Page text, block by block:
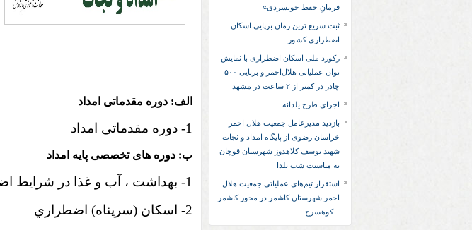
فرمانِ حفظ خونسردی»
ثبت سریع‌ ترین زمان برپایی اسکان
اضطراری کشور
رکورد ملی اسکان اضطراری با نمایش
توان عملیاتی هلال‌احمر و برپایی ۵۰۰
چادر در کمتر از ۲ ساعت در مشهد
اجرای طرح یلدانه
بازدید مدیرعامل جمعیت هلال احمر
خراسان رضوی از پایگاه امداد و نجات
شهید یوسف کلاهدوز شهرستان قوچان
به مناسبت شب یلدا
استقرار تیم‌های عملیاتی جمعیت هلال
احمر شهرستان کاشمر در محور کاشمر
– کوهسرخ
الف: دوره مقدماتی امداد
1- دوره مقدماتی امداد 24 ساعت
ب: دوره های تخصصی پایه امداد
1- بهداشت ، آب و غذا در شرایط اضطراری 28ساعت
2- اسکان (سرپناه) اضطراري 24ساعت